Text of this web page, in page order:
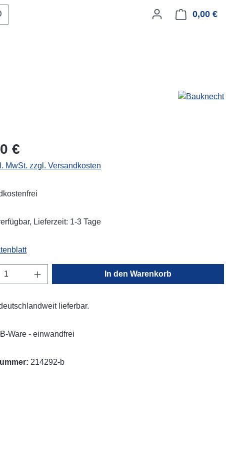
0,00 €
€
MwSt. zzgl. Versandkosten
Lieferzeit: 1-3 Tage
Anzahl: Gib den gewünschten Wert ein
In den Warenkorb
lieferbar.
B-Ware - einwandfrei
214292-b